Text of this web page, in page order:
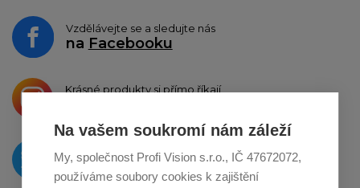
Na vašem soukromí nám záleží
My, společnost Profi Vision s.r.o., IČ 47672072,
používáme soubory cookies k zajištění
Vzdělávejte se a sledujte nás
na Facebooku
Krásné produkty si přímo říkají
O novinkách píšeme
naTwitteru